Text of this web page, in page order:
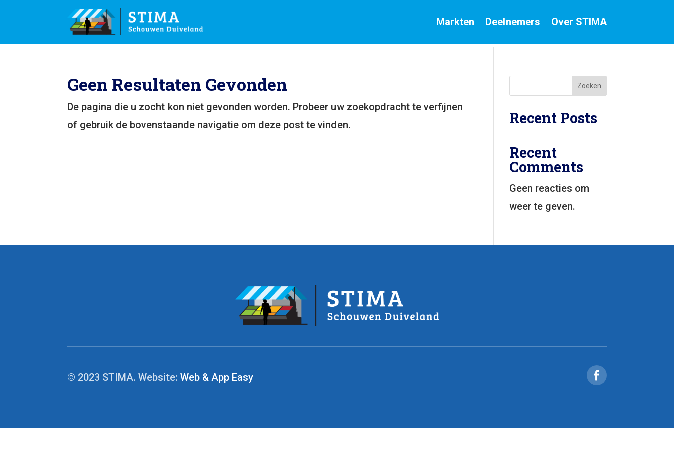
Markten Deelnemers Over STIMA
Geen Resultaten Gevonden
De pagina die u zocht kon niet gevonden worden. Probeer uw zoekopdracht te verfijnen
of gebruik de bovenstaande navigatie om deze post te vinden.
Zoeken
Recent Posts
Recent
Comments
Geen reacties om
weer te geven.
© 2023 STIMA. Website:Web & App Easy